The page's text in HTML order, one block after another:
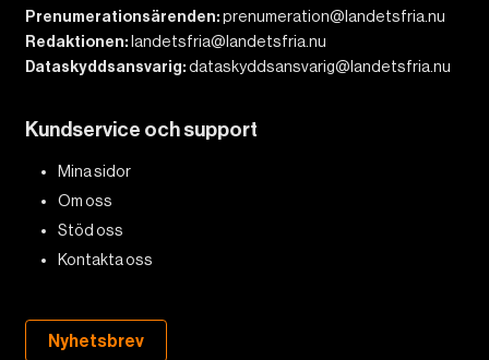
Prenumerationsärenden:prenumeration@landetsfria.nu
Redaktionen: landetsfria@landetsfria.nu
Dataskyddsansvarig:dataskyddsansvarig@landetsfria.nu
Kundservice och support
Mina sidor
Om oss
Stöd oss
Kontakta oss
Nyhetsbrev